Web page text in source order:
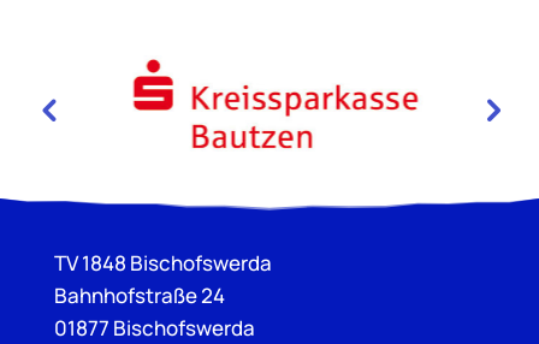
TV 1848 Bischofswerda
Bahnhofstraße 24
01877 Bischofswerda